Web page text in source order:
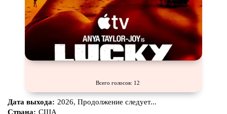
Всего голосов: 12
Дата выхода: 2026, Продолжение следует...
Страна: США